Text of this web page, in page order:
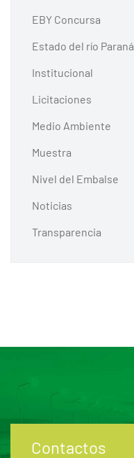
EBY Concursa
Estado del río Paraná
Institucional
Licitaciones
Medio Ambiente
Muestra
Nivel del Embalse
Noticias
Transparencia
Contactos